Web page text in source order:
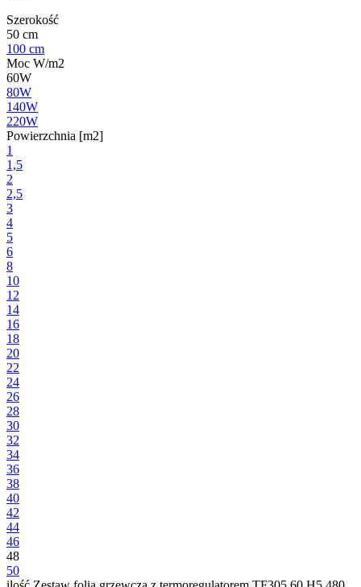
Szerokość
50 cm
100 cm
Moc W/m2
60W
80W
140W
220W
Powierzchnia [m2]
1
1,5
2
2,5
3
4
5
6
8
10
12
14
16
18
20
22
24
26
28
30
32
34
36
38
40
42
44
46
48
50